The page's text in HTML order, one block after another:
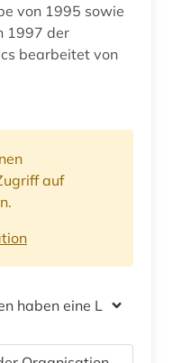
von 1995 sowie
1997 der
bearbeitet von
auf
haben eine Lizenz